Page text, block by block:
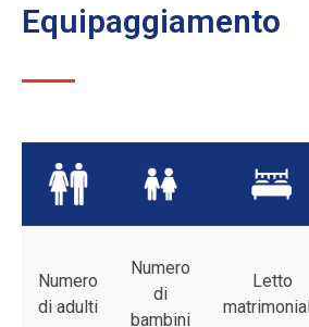
Equipaggiamento
Numero
di adulti
Numero
di
bambini
Letto